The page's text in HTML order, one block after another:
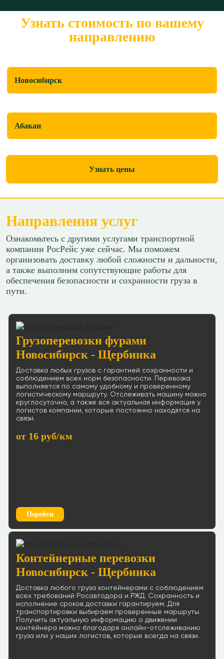
Узнать стоимость по вашему
направлению
Узнать цены
Направления услуг
Ознакомьтесь с другими услугами транспортной
компании РосРейс уже сейчас. Мы поможем
организовать доставку любой сложности и дальности,
а также выполним сопутствующие работы для
обеспечения безопасности и сохранности груза в
пути.
Грузоперевозки фурами
Новосибирск - Щербинка
Доставка любых грузов с гарантией сохранности и
соблюдением всех норм безопасности. Перевозка
выполняется по самому удобному и проверенному
логистическому маршруту. Отслеживать машину можно
круглосуточно, а также вся актуальная информация у
логистов компании, которые постоянно находятся на
связи.
от 16 руб/км
Перейти
Контейнерные перевозки
Новосибирск - Щербинка
Доставка любого груза контейнерами с соблюдением
всех требований Росавтодора и РЖД. Сохранность и
исполнение сроков доставки гарантируем. Для
транспортировки выбираем проверенные маршруты.
Получить актуальную информацию о движении
контейнера можно благодаря онлайн-отслеживанию
груза или у наших логистов, которые всегда на связи.